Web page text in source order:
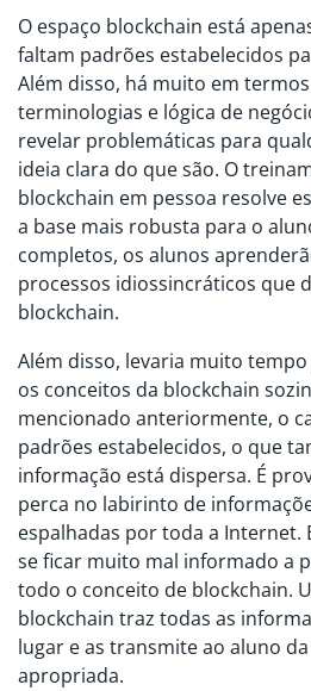
O espaço blockchain está
faltam padrões estabelecidos
Além disso, há muito em
terminologias e lógica de
revelar problemáticas para
ideia clara do que são. O
blockchain em pessoa resolve
a base mais robusta para o
completos, os alunos
processos idiossincráticos que
blockchain.
Além disso, levaria muito
os conceitos da blockchain
mencionado anteriormente, o
padrões estabelecidos, o que
informação está dispersa. É
perca no labirinto de
espalhadas por toda a Internet.
se ficar muito mal informado a
todo o conceito de blockchain.
blockchain traz todas as
lugar e as transmite ao aluno
apropriada.